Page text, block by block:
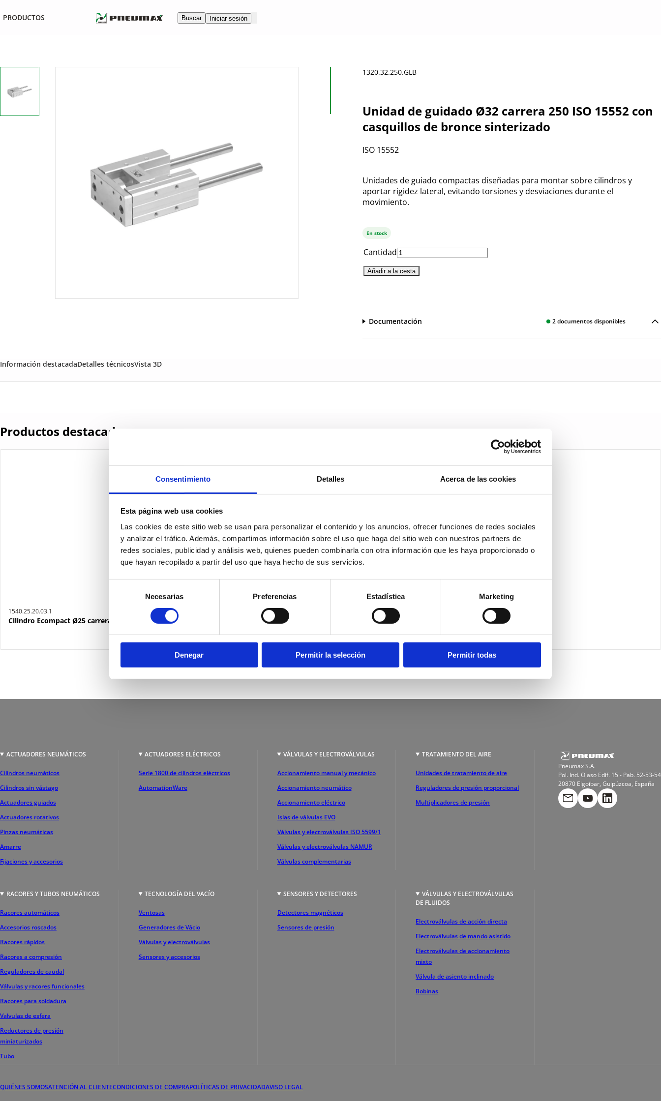
Consentimiento Detalles Acerca de las cookies
Esta página web usa cookies
Las cookies de este sitio web se usan para personalizar el contenido y los anuncios, ofrecer funciones de redes sociales
y analizar el tráfico. Además, compartimos información sobre el uso que haga del sitio web con nuestros partners de
redes sociales, publicidad y análisis web, quienes pueden combinarla con otra información que les haya proporcionado o
que hayan recopilado a partir del uso que haya hecho de sus servicios.
consentimiento
Necesarias Preferencias Estadística Marketing
Denegar Permitir la selección Permitir todas
PRODUCTOS Buscar Iniciar sesión
1320.32.250.GLB
Unidad de guidado Ø32 carrera 250 ISO 15552 con
casquillos de bronce sinterizado
ISO 15552
Unidades de guiado compactas diseñadas para montar sobre cilindros y
aportar rigidez lateral, evitando torsiones y desviaciones durante el
movimiento.
En stock
Cantidad
Añadir a la cesta
Documentación 2documentos disponibles
Información destacadaDetalles técnicosVista 3D
Productos destacados
1540.25.20.03.1
Cilindro Ecompact Ø25 carrera 20 versión vástago pasante de acero inoxidable con rosca hembra, magnético y doble efecto
ACTUADORES NEUMÁTICOS
Cilindros neumáticos
Cilindros sin vástago
Actuadores guiados
Actuadores rotativos
Pinzas neumáticas
Amarre
Fijaciones y accesorios
ACTUADORES ELÉCTRICOS
Serie 1800 de cilindros eléctricos
AutomationWare
VÁLVULAS Y ELECTROVÁLVULAS
Accionamiento manual y mecánico
Accionamiento neumático
Accionamiento eléctrico
Islas de válvulas EVO
Válvulas y electroválvulas ISO 5599/1
Válvulas y electroválvulas NAMUR
Válvulas complementarias
TRATAMIENTO DEL AIRE
Unidades de tratamiento de aire
Reguladores de presión proporcional
Multiplicadores de presión
RACORES Y TUBOS NEUMÁTICOS
Racores automáticos
Accesorios roscados
Racores rápidos
Racores a compresión
Reguladores de caudal
Válvulas y racores funcionales
Racores para soldadura
Valvulas de esfera
Reductores de presión
miniaturizados
Tubo
TECNOLOGÍA DEL VACÍO
Ventosas
Generadores de Vácio
Válvulas y electroválvulas
Sensores y accesorios
SENSORES Y DETECTORES
Detectores magnéticos
Sensores de presión
VÁLVULAS Y ELECTROVÁLVULAS
DE FLUIDOS
Electroválvulas de acción directa
Electroválvulas de mando asistido
Electroválvulas de accionamiento
mixto
Válvula de asiento inclinado
Bobinas
Pneumax S.A.
Pol. Ind. Olaso Edif. 15 - Pab. 52-53-54
20870 Elgoibar, Guipúzcoa, España
QUIÉNES SOMOSATENCIÓN AL CLIENTECONDICIONES DE COMPRAPOLÍTICAS DE PRIVACIDADAVISO LEGAL